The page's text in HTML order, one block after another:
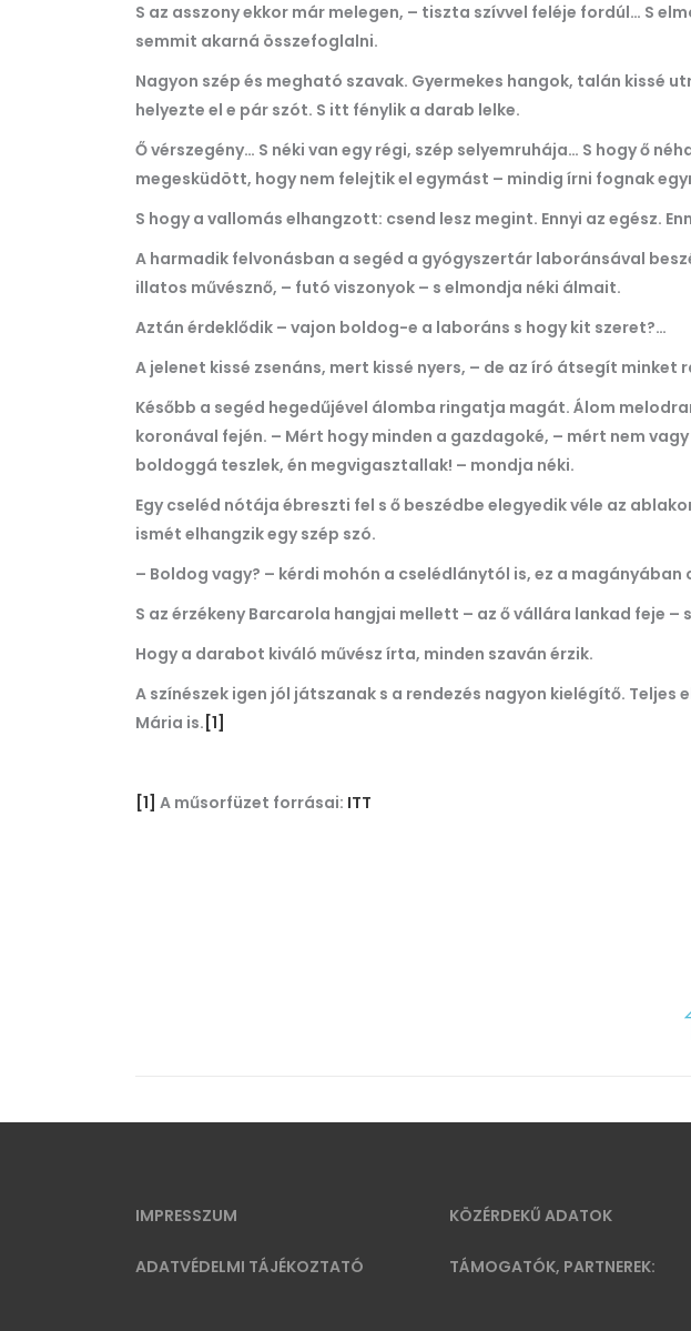
S az asszony ekkor már melegen, – tiszta szívvel feléje fordúl… S
semmit akarná összefoglalni.
Nagyon szép és megható szavak. Gyermekes hangok, talán kissé
helyezte el e pár szót. S itt fénylik a darab lelke.
Ő vérszegény… S néki van egy régi, szép selyemruhája… S hogy ő
megesküdött, hogy nem felejtik el egymást – mindig írni fognak
S hogy a vallomás elhangzott: csend lesz megint. Ennyi az egész.
A harmadik felvonásban a segéd a gyógyszertár laboránsával
illatos művésznő, – futó viszonyok – s elmondja néki álmait.
Aztán érdeklődik – vajon boldog-e a laboráns s hogy kit szeret?…
A jelenet kissé zsenáns, mert kissé nyers, – de az író átsegít minket
Később a segéd hegedűjével álomba ringatja magát. Álom
koronával fején. – Mért hogy minden a gazdagoké, – mért nem
boldoggá teszlek, én megvigasztallak! – mondja néki.
Egy cseléd nótája ébreszti fel s ő beszédbe elegyedik véle az
ismét elhangzik egy szép szó.
– Boldog vagy? – kérdi mohón a cselédlánytól is, ez a
S az érzékeny Barcarola hangjai mellett – az ő vállára lankad feje –
Hogy a darabot kiváló művész írta, minden szaván érzik.
A színészek igen jól játszanak s a rendezés nagyon kielégítő.
Mária is. [1]
[1] A műsorfüzet forrásai: ITT
IMPRESSZUM
ADATVÉDELMI TÁJÉKOZTATÓ
KÖZÉRDEKŰ ADATOK
TÁMOGATÓK, PARTNEREK: